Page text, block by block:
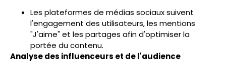
Les plateformes de médias sociaux suivent
l'engagement des utilisateurs, les mentions
"J'aime" et les partages afin d'optimiser la
portée du contenu.
Analyse des influenceurs et de l'audience